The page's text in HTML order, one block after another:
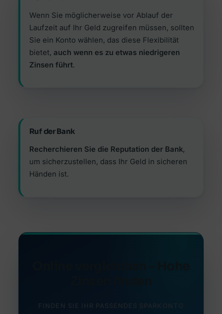
Wenn Sie möglicherweise vor Ablauf der
Laufzeit auf Ihr Geld zugreifen müssen, sollten
Sie ein Konto wählen, das diese Flexibilität
bietet, auch wenn es zu etwas niedrigeren
Zinsen führt.
Ruf der Bank
Recherchieren Sie die Reputation der Bank,
um sicherzustellen, dass Ihr Geld in sicheren
Händen ist.